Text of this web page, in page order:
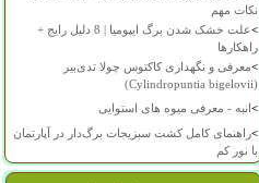
نکات مهم
>
علت خشک شدن برگ ایپومیا | 8 دلیل رایج +
راهکارها
>معرفی و نگهداری کاکتوس چولا تدی‌بیر
(Cylindropuntia bigelovii)
>انبه - معرفی میوه های استوایی
>راهنمای کامل کشت سبزیجات برگ‌دار در آپارتمان
با نور کم